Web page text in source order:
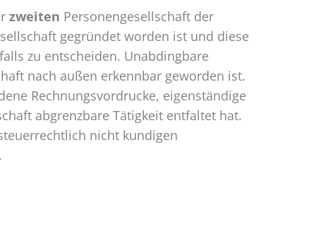
zweiten Personengesellschaft der
gegründet worden ist und diese
zu entscheiden. Unabdingbare
nach außen erkennbar geworden ist.
Rechnungsvordrucke, eigenständige
abgrenzbare Tätigkeit entfaltet hat.
nicht kundigen